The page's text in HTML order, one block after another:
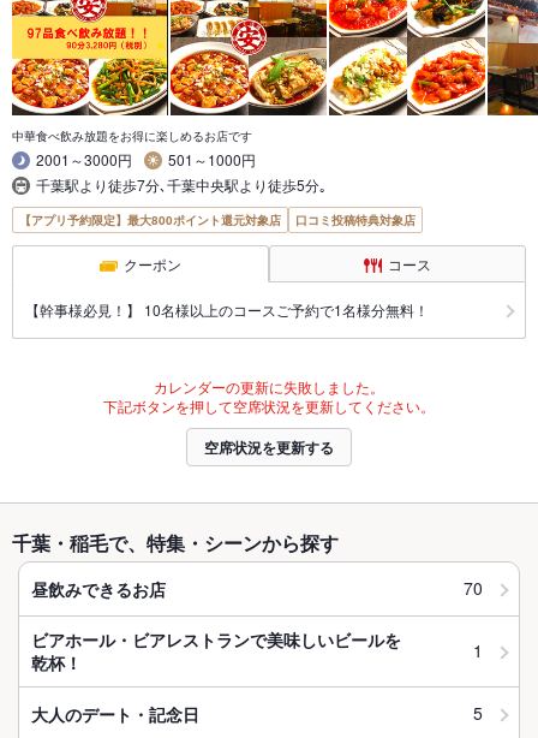
中華食べ飲み放題をお得に楽しめるお店です
2001～3000円
501～1000円
千葉駅より徒歩7分､千葉中央駅より徒歩5分｡
【アプリ予約限定】最大800ポイント還元対象店 口コミ投稿特典対象店
クーポン コース
【幹事様必見！】 10名様以上のコースご予約で1名様分無料！
カレンダーの更新に失敗しました。
下記ボタンを押して空席状況を更新してください。
空席状況を更新する
千葉・稲毛で、特集・シーンから探す
昼飲みできるお店 70
ビアホール・ビアレストランで美味しいビールを
乾杯！
1
大人のデート・記念日 5